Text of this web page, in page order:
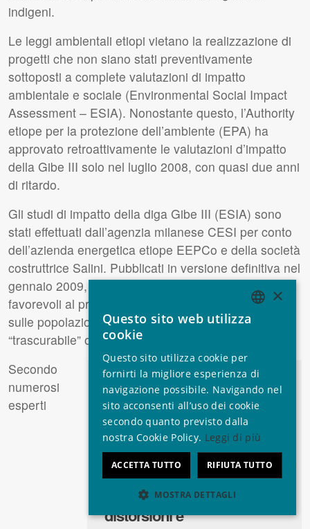
indigeni.
Le leggi ambientali etiopi vietano la realizzazione di
progetti che non siano stati preventivamente
sottoposti a complete valutazioni di impatto
ambientale e sociale (Environmental Social Impact
Assessment – ESIA). Nonostante questo, l’Authority
etiope per la protezione dell’ambiente (EPA) ha
approvato retroattivamente le valutazioni d’impatto
della Gibe III solo nel luglio 2008, con quasi due anni
di ritardo.
Gli studi di impatto della diga Gibe III (ESIA) sono
stati effettuati dall’agenzia milanese CESI per conto
dell’azienda energetica etiope EEPCo e della società
costruttrice Salini. Pubblicati in versione definitiva nel
gennaio 2009, i suoi risultati sono saldamente
favorevoli al progetto, il cui impatto sull’ambiente e
sulle popolazioni interessate viene valutato come
“trascurabile” o addirittura “positivo”.
Le analisi [delCESI] si
basano su una serie di
false premesse e sono
ulteriormente
compromesse da
massicce omissioni,
distorsioni e
Secondo
numerosi
esperti
ENGLISH
SPANISH
FRENCH
ITALIAN
PORTUGUESE
×
Questo sito web utilizza
cookie
Questo sito utilizza cookie per
fornirti la migliore esperienza di
navigazione possibile. Navigando nel
sito acconsenti all’uso dei cookie
secondo quanto previsto dalla
nostra Cookie Policy. Leggi di più
ACCETTA TUTTO RIFIUTA TUTTO
MOSTRA DETTAGLI